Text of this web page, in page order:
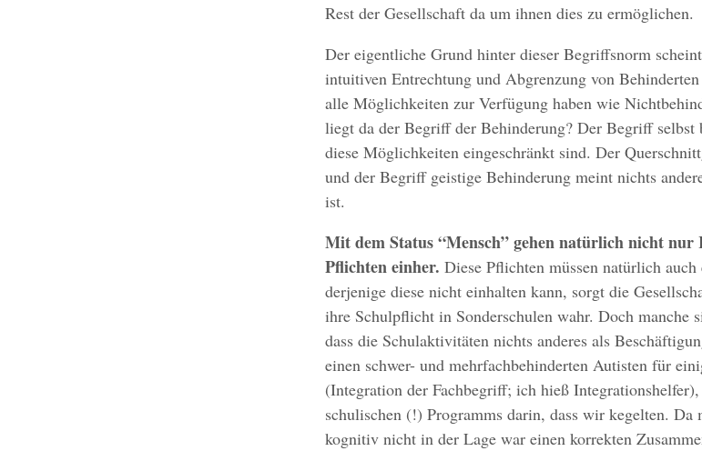
Rest der Gesellschaft da um ihnen dies zu ermöglichen.
Der eigentliche Grund hinter dieser Begriffsnorm
intuitiven Entrechtung und Abgrenzung von
alle Möglichkeiten zur Verfügung haben wie
liegt da der Begriff der Behinderung? Der Begriff selbst
diese Möglichkeiten eingeschränkt sind. Der
und der Begriff geistige Behinderung meint nichts
ist.
Mit dem Status “Mensch” gehen natürlich nicht nur
Pflichten einher. Diese Pflichten müssen natürlich
derjenige diese nicht einhalten kann, sorgt die
ihre Schulpflicht in Sonderschulen wahr. Doch manche
dass die Schulaktivitäten nichts anderes als
einen schwer- und mehrfachbehinderten Autisten für
(Integration der Fachbegriff; ich hieß
schulischen (!) Programms darin, dass wir kegelten. Da
kognitiv nicht in der Lage war einen korrekten